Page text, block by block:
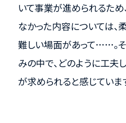
いて事業が進められるた
なかった内容については、
難しい場面があって……。
みの中で、どのように工夫
が求められると感じていま